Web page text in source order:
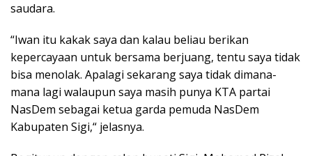
saudara.
“Iwan itu kakak saya dan kalau beliau berikan
kepercayaan untuk bersama berjuang, tentu saya tidak
bisa menolak. Apalagi sekarang saya tidak dimana-
mana lagi walaupun saya masih punya KTA partai
NasDem sebagai ketua garda pemuda NasDem
Kabupaten Sigi,“ jelasnya.